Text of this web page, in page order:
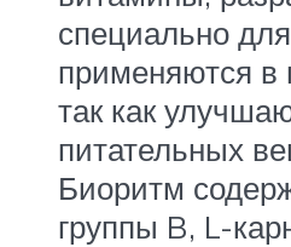
специально
применяются в
так как
питательных
Биоритм
группы B, L-